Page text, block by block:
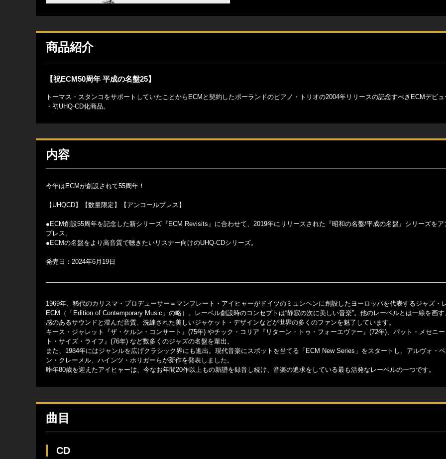
商品紹介
【祝ECM50周年 平成の名盤25】
トーマス・スタンコをサポートしていたことからECMと契約したポーランドのピアノ・トリオの2004年リリースの記念すべきECMデビュ
・初UHQ-CD化商品。
内容
今年はECMが創設されて55周年！
【UHQCD】【数量限定】【アンコールプレス】
●ECM創設55周年を記念した新シリーズ『ECM Revisits』に合わせて、2019年にリリースされた『昭和の名盤/平成の名盤』シリーズをア
プレス。
●ECMの名盤をより高音質で聴きたいリスナー向けのUHQ-CDシリーズ。
発売日：2024年6月19日
1969年、稀代のカリスマ・プロデューサー＝マンフレート・アイヒャーがドイツのミュンヘンに創設したヨーロッパを代表するジャズ・
ECM（「Edition of Contemporary Music」の略）。レーベル創設時のコンセプトは“静寂の次に美しい音楽”。他のレーベルとは一線を画す
感のあるサウンドと澄んだ音質、洗練された美しいジャケット・デザインなどが世界の多くのファンを魅了しています。
キース・ジャレット『ザ・ケルン・コンサート』(75年) やチック・コリア『リターン・トゥ・フォーエヴァー』(72年)、パット・メセニー
ト・サイズ・ライフ』(76年) など数多くのジャズの名盤を輩出。
また、1984年にはジャンルを広げクラシック界にも進出。現代音楽にスポットを当てる「ECM New Series」をスタートし、アルヴォ・
ン・クレーメル、ハインツ・ホリガーらが新作を発表しました。
昨年80歳を迎えたアイヒャーは、今なお年間20作以上もの新譜を録音し続け、音楽の追求をしている最も活発なレーベルの一つです。
曲目
CD